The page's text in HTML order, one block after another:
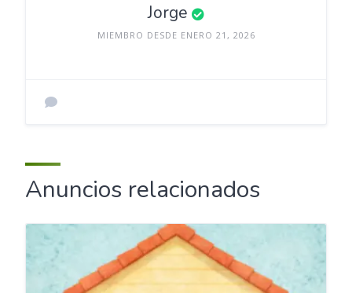
Jorge
MIEMBRO DESDE ENERO 21, 2026
Anuncios relacionados